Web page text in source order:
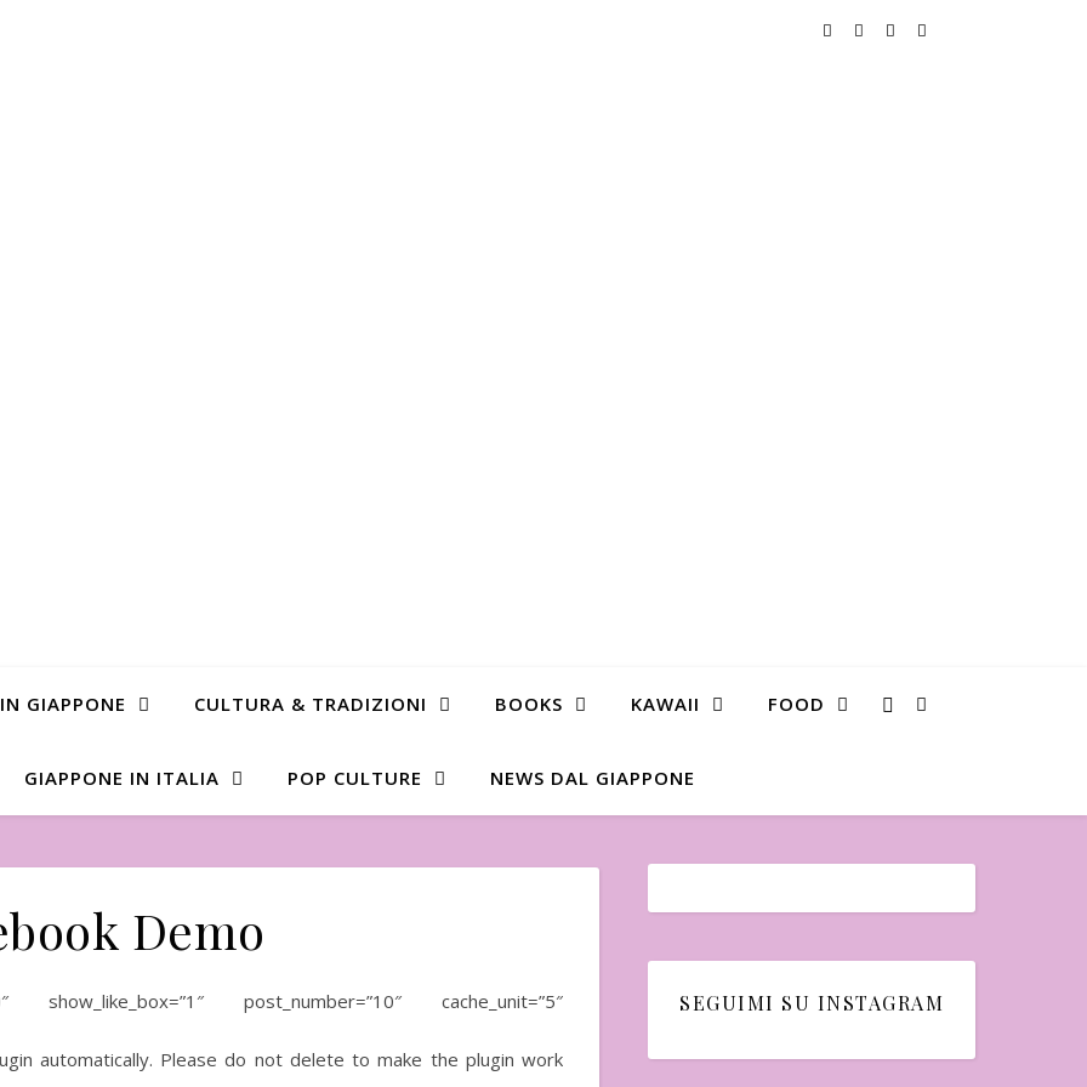
GIAPPONE CULTURA & TRADIZIONI BOOKS KAWAII FOOD
GIAPPONE IN ITALIA POP CULTURE NEWS DAL GIAPPONE
Demo
show_like_box=”1″ post_number=”10″ cache_unit=”5″
automatically. Please do not delete to make the plugin work
SEGUIMI SU INSTAGRAM